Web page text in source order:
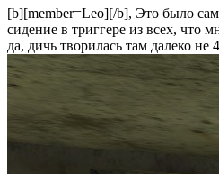
[b][member=Leo][/b], Это было
сидение в триггере из всех, что
да, дичь творилась там далеко не